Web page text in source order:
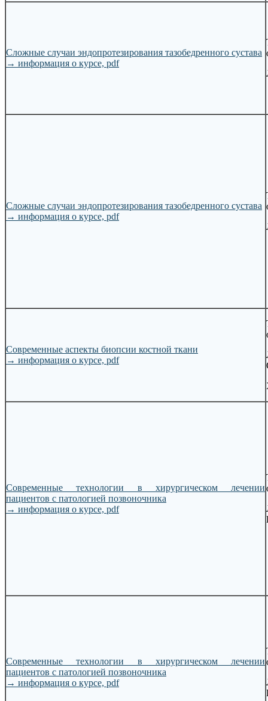
Сложные случаи эндопротезирования тазобедренного сустава
→ информация о курсе, pdf
Сложные случаи эндопротезирования тазобедренного сустава
→ информация о курсе, pdf
Современные аспекты биопсии костной ткани
→ информация о курсе, pdf
Современные технологии в хирургическом лечении
пациентов с патологией позвоночника
→ информация о курсе, pdf
Современные технологии в хирургическом лечении
пациентов с патологией позвоночника
→ информация о курсе, pdf